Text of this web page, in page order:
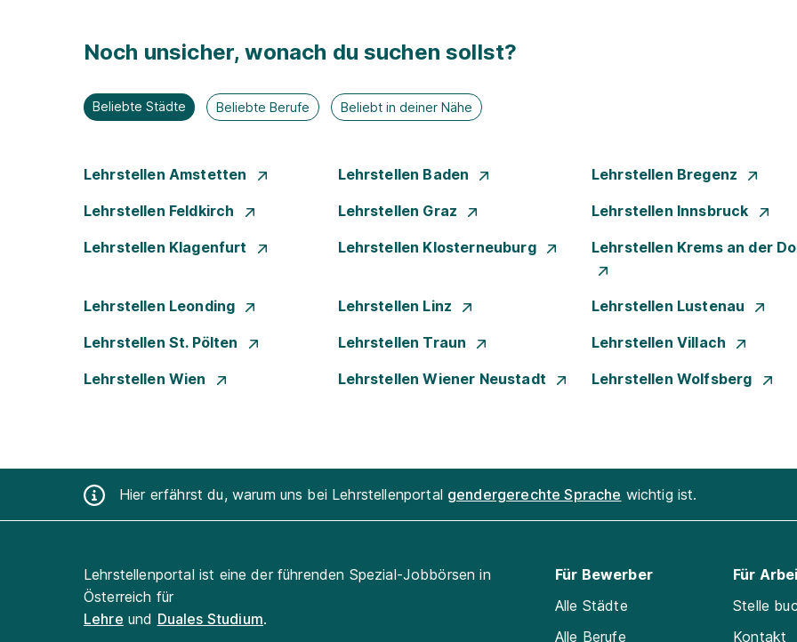
Noch unsicher, wonach du suchen sollst?
Beliebte Städte Beliebte Berufe Beliebt in deiner Nähe
Lehrstellen Amstetten Lehrstellen Baden Lehrstellen Bregenz
Lehrstellen Feldkirch Lehrstellen Graz Lehrstellen Innsbruck
Lehrstellen Klagenfurt Lehrstellen Klosterneuburg Lehrstellen Krems an der
Lehrstellen Leonding Lehrstellen Linz Lehrstellen Lustenau
Lehrstellen St. Pölten Lehrstellen Traun Lehrstellen Villach
Lehrstellen Wien Lehrstellen Wiener Neustadt Lehrstellen Wolfsberg
Hier erfährst du, warum uns bei Lehrstellenportal gendergerechte Sprache wichtig ist.
Lehrstellenportal ist eine der führenden Spezial-Jobbörsen in
Österreich für
Lehre und Duales Studium.
Für Bewerber
Alle Städte
Alle Berufe
Für
Stelle
Kontakt